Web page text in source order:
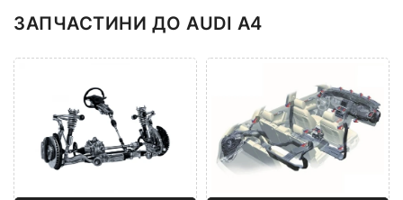
ЗАПЧАСТИНИ ДО AUDI A4